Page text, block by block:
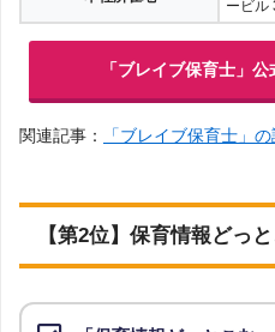
ービル
「ブレイブ保育士」
関連記事： 「ブレイブ保育士」
【第2位】保育情報どっ